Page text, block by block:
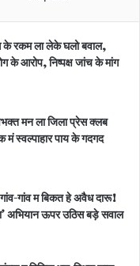
के रकम ला लेके घलो बवाल,
आरोप, निष्पक्ष जांच के मांग
मन ला जिला प्रेस क्लब
मं स्वल्पाहार पाय के गदगद
गांव म बिकत हे अवैध दारू!
अभियान ऊपर उठिस बड़े सवाल